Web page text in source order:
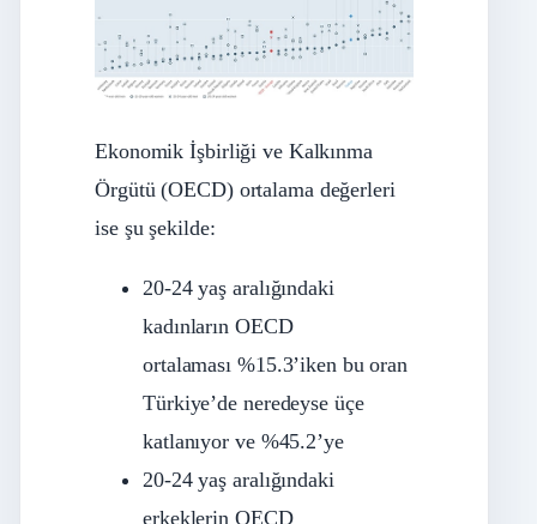
Ekonomik İşbirliği ve Kalkınma
Örgütü (OECD) ortalama değerleri
ise şu şekilde:
20-24 yaş aralığındaki
kadınların OECD
ortalaması %15.3’iken bu oran
Türkiye’de neredeyse üçe
katlanıyor ve %45.2’ye
20-24 yaş aralığındaki
erkeklerin OECD